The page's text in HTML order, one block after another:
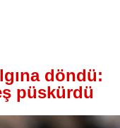
döndü:
püskürdü